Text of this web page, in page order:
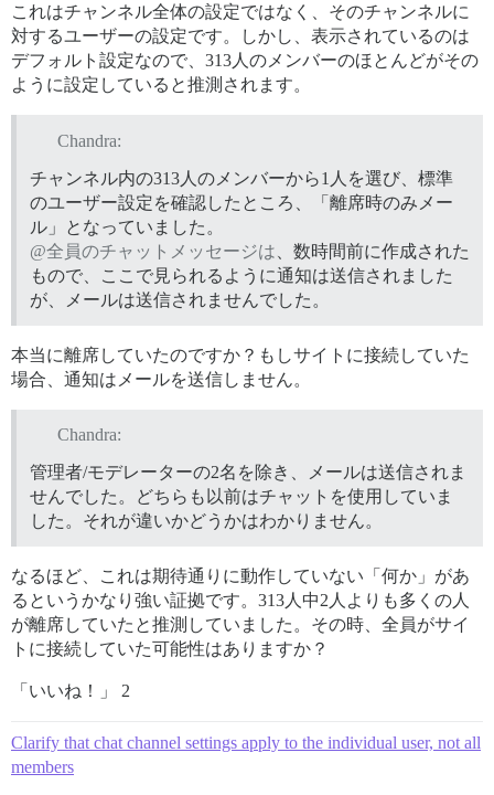
これはチャンネル全体の設定ではなく、そのチャンネルに
対するユーザーの設定です。しかし、表示されているのは
デフォルト設定なので、313人のメンバーのほとんどがその
ように設定していると推測されます。
Chandra:
チャンネル内の313人のメンバーから1人を選び、標準
のユーザー設定を確認したところ、「離席時のみメー
ル」となっていました。
@全員のチャットメッセージは 、数時間前に作成された
もので、ここで見られるように通知は送信されました
が、メールは送信されませんでした。
本当に離席していたのですか？もしサイトに接続していた
場合、通知はメールを送信しません。
Chandra:
管理者/モデレーターの2名を除き、メールは送信されま
せんでした。どちらも以前はチャットを使用していま
した。それが違いかどうかはわかりません。
なるほど、これは期待通りに動作していない「何か」があ
るというかなり強い証拠です。313人中2人よりも多くの人
が離席していたと推測していました。その時、全員がサイ
トに接続していた可能性はありますか？
「いいね！」 2
Clarify that chat channel settings apply to the individual user, not all
members